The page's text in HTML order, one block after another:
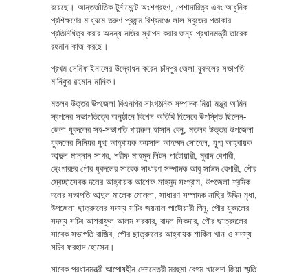
রয়েছে। আন্তর্জাতিক টুর্নামেন্টে অংশগ্রহণ, পেশাদারিত্ব এবং আধুনিক
প্রশিক্ষণের মাধ্যমে তরুণ প্রজন্ম বিশ্বমঞ্চে লাল-সবুজের পতাকার
প্রতিনিধিত্ব করার অনন্য নজির স্থাপন করার জন্য প্রধানমন্ত্রী তারেক
রহমান কাজ করছে।
প্রথম সেমিফাইনালের উদ্বোধন করেন চাঁদপুর জেলা যুবদলের সভাপতি
মানিকুর রহমান মানিক।
মতলব উত্তর উপজেলা বিএনপির সাংগঠনিক সম্পাদক মিয়া মঞ্জুর আমিন
স্বপনের সভাপতিত্বে অনুষ্ঠানে বিশেষ অতিথি হিসেবে উপস্থিত ছিলেন-
জেলা যুবদলের সহ-সভাপতি খায়রুল হাসান বেনু, মতলব উত্তর উপজেলা
যুবদলের সিনিয়র যুগ্ম আহ্বায়ক ফয়সাল আহম্মদ সোহেল, যুগ্ম আহ্বায়ক
আব্দুল মান্নান সাগর, শরীফ মাহমুদ লিটন পাটোয়ারী, মুরাদ বেপারী,
ছেংগারচর পৌর যুবদলের সাবেক সাধারণ সম্পাদক আবু সাঈদ বেপারী, পৌর
স্বেচ্ছাসেবক দলের আহ্বায়ক আশেফ মাহমুদ সংগ্রাম, উপজেলা শ্রমিক
দলের সভাপতি আব্দুল মালেক মোল্লা, সাধারণ সম্পাদক নাছির উদ্দিন মৃধা,
উপজেলা ছাত্রদলের সদস্য সচিব জয়নাল পাটোয়ারী পিনু, পৌর যুবদলের
সদস্য সচিব আশরাফুল আলম সরকার, বাদল সিকদার, পৌর ছাত্রদলের
সাবেক সভাপতি রাজিব, পৌর ছাত্রদলের আহ্বায়ক শাকিল খান ও সদস্য
সচিব ফরহাদ হোসেন।
সাবেক প্রধানমন্ত্রী আপোষহীন দেশনেত্রী মরহুমা বেগম খালেদা জিয়া স্মৃতি